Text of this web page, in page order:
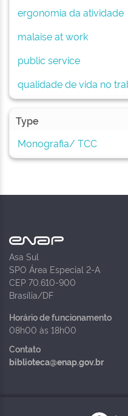
ergonomia da atividade
malaise at work
public service
qualidade de vida no
Type
Monografia/ TCC
Asa Sul
SPO Área Especial 2-A
CEP 70.610-900
Brasília/DF
Horário de funcionamento
08h00 às 18h00
Contato
biblioteca@enap.gov.br